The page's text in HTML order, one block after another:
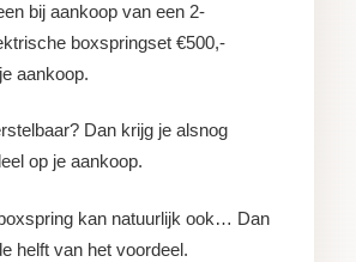
bij aankoop van een 2-
boxspringset €500,-
aankoop.
Dan krijg je alsnog
op je aankoop.
kan natuurlijk ook… Dan
helft van het voordeel.